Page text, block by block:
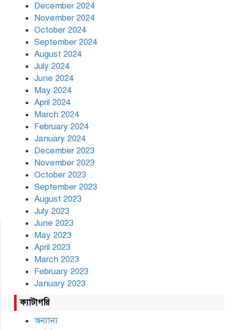
December 2024
November 2024
October 2024
September 2024
August 2024
July 2024
June 2024
May 2024
April 2024
March 2024
February 2024
January 2024
December 2023
November 2023
October 2023
September 2023
August 2023
July 2023
June 2023
May 2023
April 2023
March 2023
February 2023
January 2023
ক্যাটাগরি
অন্যান্য